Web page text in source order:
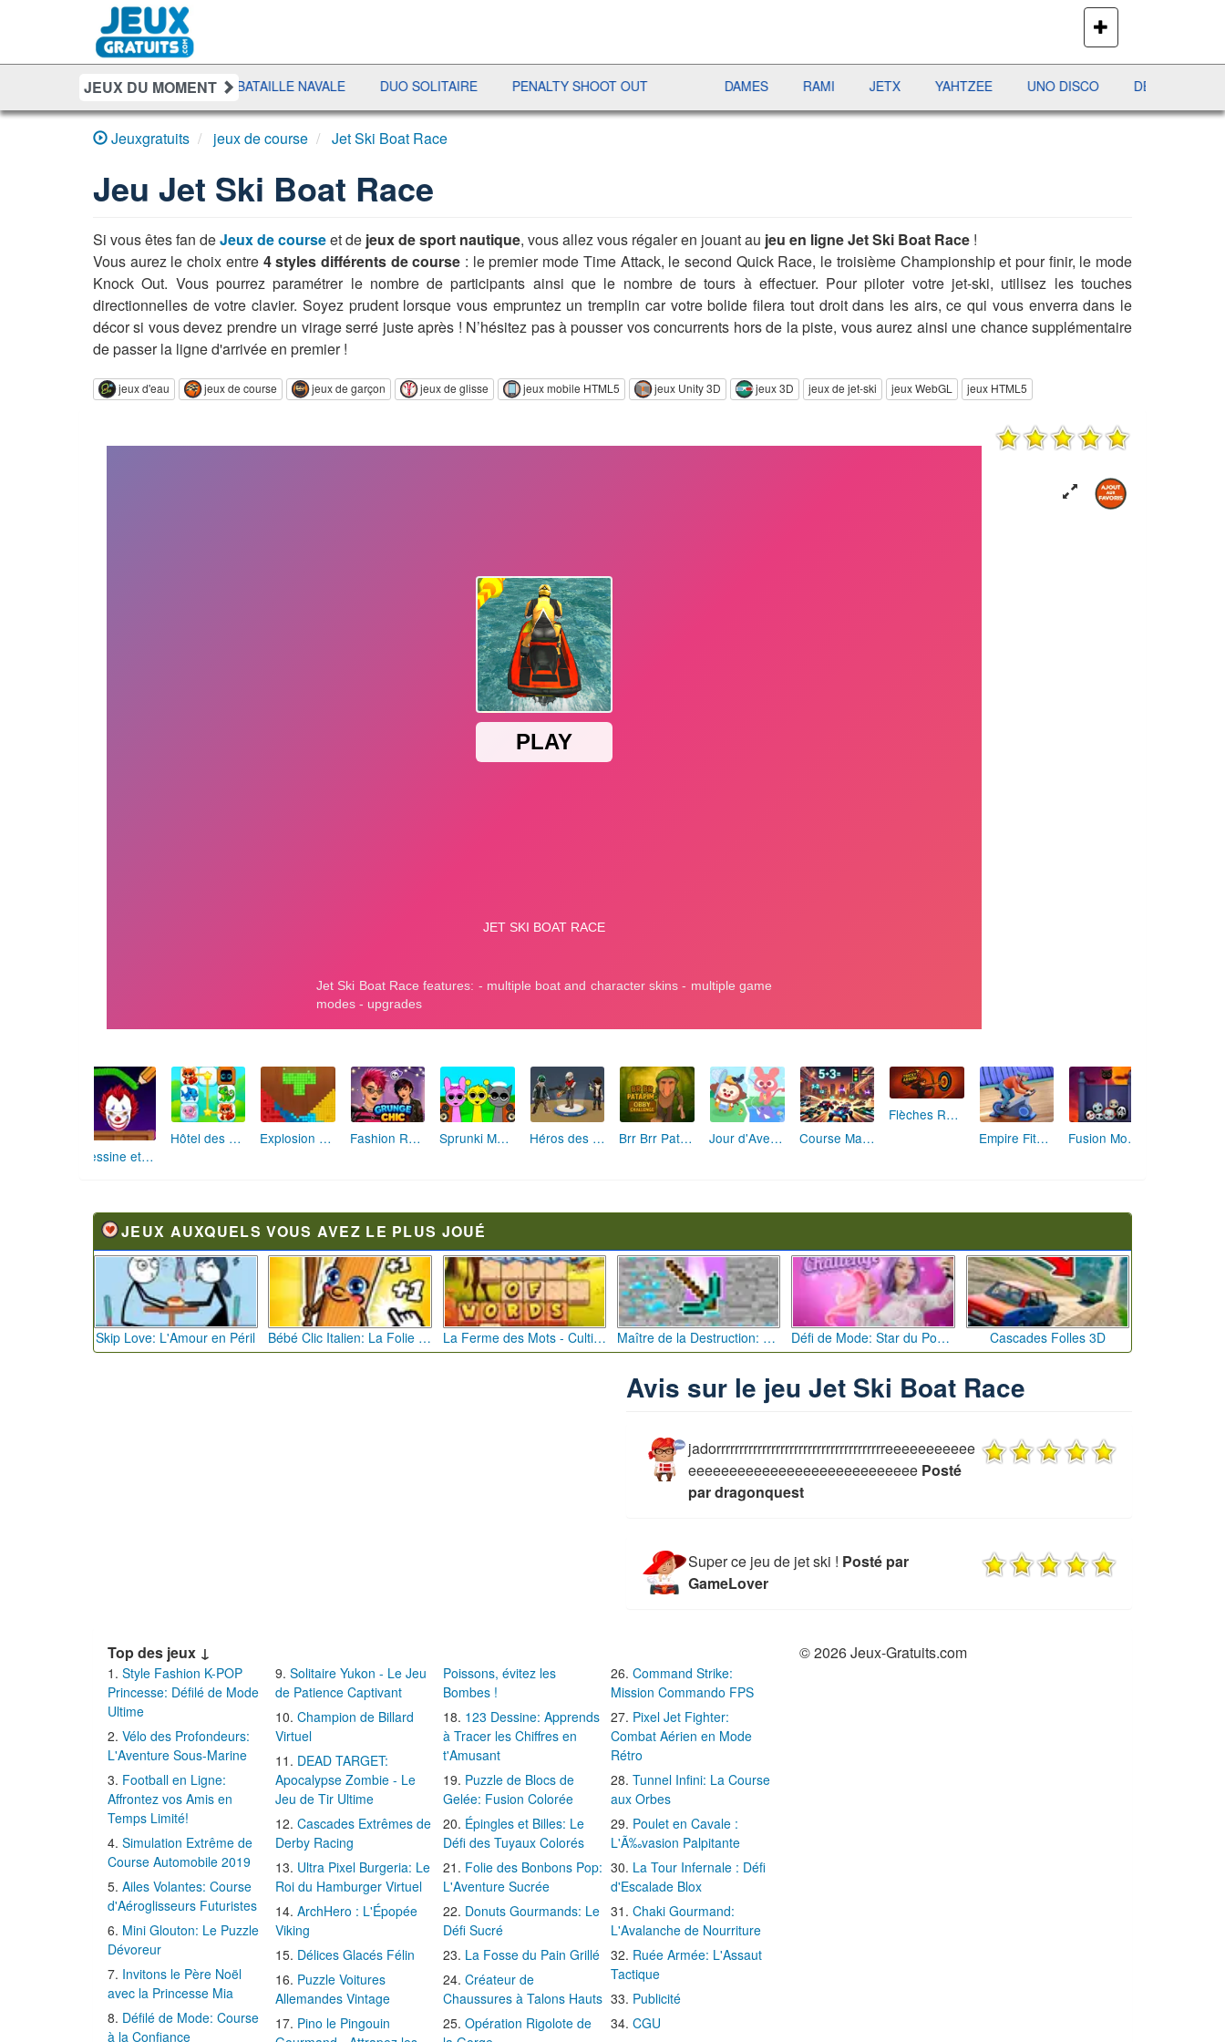
PLUS
DE
JEUX
JEUX DU MOMENT
SHERIFF POKER BATAILLE NAVALE DUO SOLITAIRE PENALTY SHOOT OUT RAMI JETX YAHTZEE UNO DISCO DÉFI MAHJONG
Jeuxgratuits jeux de course Jet Ski Boat Race
Jeu Jet Ski Boat Race
Si vous êtes fan deJeux de courseet de jeux de sport nautique, vous allez vous régaler en jouant au jeu en ligne Jet Ski Boat Race !
Vous aurez le choix entre 4 styles différents de course : le premier mode Time Attack, le second Quick Race, le troisième Championship et pour finir, le mode
Knock Out. Vous pourrez paramétrer le nombre de participants ainsi que le nombre de tours à effectuer. Pour piloter votre jet-ski, utilisez les touches
directionnelles de votre clavier. Soyez prudent lorsque vous empruntez un tremplin car votre bolide filera tout droit dans les airs, ce qui vous enverra dans le
décor si vous devez prendre un virage serré juste après ! N’hésitez pas à pousser vos concurrents hors de la piste, vous aurez ainsi une chance supplémentaire
de passer la ligne d'arrivée en premier !
jeux d'eau jeux de course jeux de garçon jeux de glisse jeux mobile HTML5 jeux Unity 3D jeux 3D jeux de jet-ski jeux WebGL jeux HTML5
Dessine et Écrase : Le Jeu des Monstres
Hôtel des Animaux de Rêve Explosion de Blocs de Sable Fashion Rebelle: Style Grunge Chic Sprunki Monster: Rythmes Musicaux Monstres Héros des Terres Hostiles Brr Brr Patapim: Le Défi Parkour Délirant Jour d'Aventure: Puzzles en Plein Air Course Mathématique: La Vitesse par les Chiffres
Flèches Rusées 2 : Visez Juste et Défiez la Rotation!
Empire Fitness - Simulateur de Salle de Sport
Fusion Monstrueuse d'Halloween
JEUX AUXQUELS VOUS AVEZ LE PLUS JOUÉ
Skip Love: L'Amour en Péril Bébé Clic Italien: La Folie des Petits Bambins La Ferme des Mots - Cultivez votre Vocabulaire Maître de la Destruction: Fusion de Pioches Défi de Mode: Star du Podium Cascades Folles 3D
Avis sur le jeu Jet Ski Boat Race
jadorrrrrrrrrrrrrrrrrrrrrrrrrrrrrrrrrrrrreeeeeeeeeee
eeeeeeeeeeeeeeeeeeeeeeeeeeee Posté
par dragonquest
Super ce jeu de jet ski ! Posté par
GameLover
Top des jeux ↓
Style Fashion K-POP
Princesse: Défilé de Mode
Ultime
Vélo des Profondeurs:
L'Aventure Sous-Marine
Football en Ligne:
Affrontez vos Amis en
Temps Limité!
Simulation Extrême de
Course Automobile 2019
Ailes Volantes: Course
d'Aéroglisseurs Futuristes
Mini Glouton: Le Puzzle
Dévoreur
Invitons le Père Noël
avec la Princesse Mia
Défilé de Mode: Course
à la Confiance
Solitaire Yukon - Le Jeu
de Patience Captivant
Champion de Billard
Virtuel
DEAD TARGET:
Apocalypse Zombie - Le
Jeu de Tir Ultime
Cascades Extrêmes de
Derby Racing
Ultra Pixel Burgeria: Le
Roi du Hamburger Virtuel
ArchHero : L'Épopée
Viking
Délices Glacés Félin
Puzzle Voitures
Allemandes Vintage
Pino le Pingouin
Poissons, évitez les
Bombes !
123 Dessine: Apprends
à Tracer les Chiffres en
t'Amusant
Puzzle de Blocs de
Gelée: Fusion Colorée
Épingles et Billes: Le
Défi des Tuyaux Colorés
Folie des Bonbons Pop:
L'Aventure Sucrée
Donuts Gourmands: Le
Défi Sucré
La Fosse du Pain Grillé
Créateur de
Chaussures à Talons Hauts
Opération Rigolote de
Command Strike:
Mission Commando FPS
Pixel Jet Fighter:
Combat Aérien en Mode
Rétro
Tunnel Infini: La Course
aux Orbes
Poulet en Cavale :
L'Ã‰vasion Palpitante
La Tour Infernale : Défi
d'Escalade Blox
Chaki Gourmand:
L'Avalanche de Nourriture
Ruée Armée: L'Assaut
Tactique
Publicité
CGU
© 2026 Jeux-Gratuits.com